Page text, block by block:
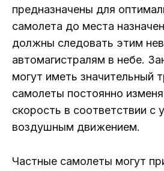
предназначены для
самолета до места
должны следовать этим
автомагистралям в небе.
могут иметь значительный
самолеты постоянно
скорость в соответствии с
воздушным движением.
Частные самолеты могут